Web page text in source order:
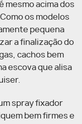
mesmo acima dos
os modelos
pequena
a finalização do
cachos bem
escova que alisa
spray fixador
bem firmes e